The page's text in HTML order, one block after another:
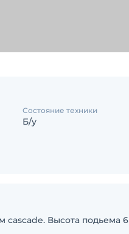
Состояние техники
Б/у
Высота подьема 6